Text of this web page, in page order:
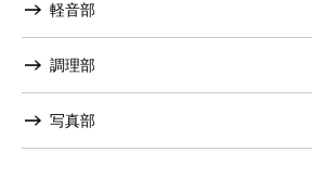
軽音部
調理部
写真部